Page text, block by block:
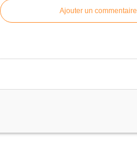
Ajouter un commentaire